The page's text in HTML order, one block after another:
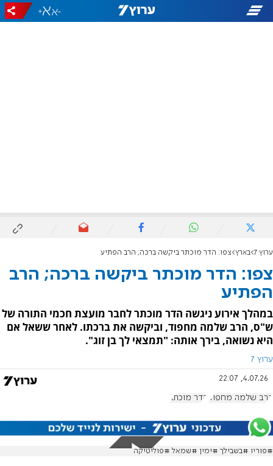
-
+
ערוץ 7 בארץ צפו: הדר מוכתר ביקשה ברכה; הרב הפתיע
צפו: הדר מוכתר ביקשה ברכה; הרב
הפתיע
במהלך אירוע ניגשה הדר מוכתר לחבר מועצת חכמי התורה של
ש"ס, הרב שלמה מחפוד, וביקשה את ברכתו. לאחר ששאל אם
היא נשואה, בירך אותה: "תמצאי לך בן זוג".
ערוץ 7
4.07.26, 22:07
הרב שלמה מחפוד הדר מוכתר
#פוריו #בשבילך #ימין #שמאל #פוליטיקה